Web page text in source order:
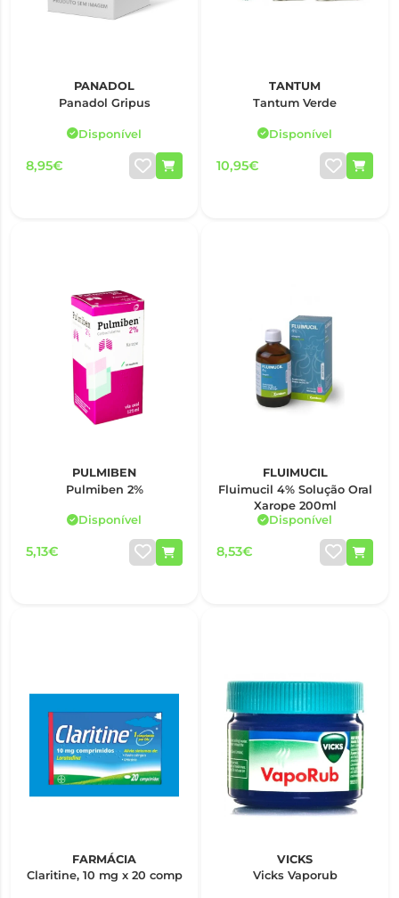
PANADOL
Panadol Gripus
Disponível
8,95€
TANTUM
Tantum Verde
Disponível
10,95€
PULMIBEN
Pulmiben 2%
Disponível
5,13€
FLUIMUCIL
Fluimucil 4% Solução Oral
Xarope 200ml
Disponível
8,53€
FARMÁCIA
Claritine, 10 mg x 20 comp
VICKS
Vicks Vaporub